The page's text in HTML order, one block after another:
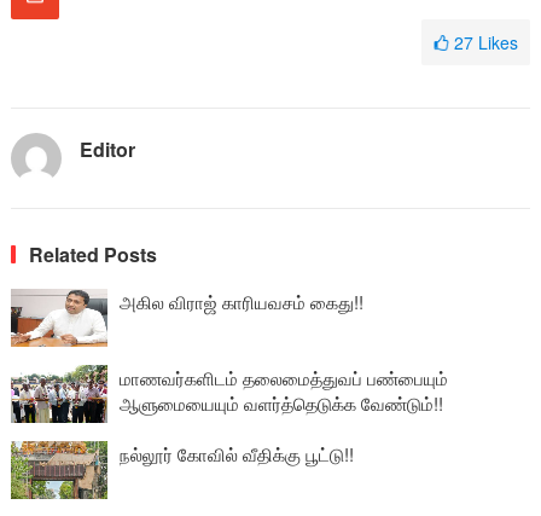
27 Likes
Editor
Related Posts
அகில விராஜ் காரியவசம் கைது!!
மாணவர்களிடம் தலைமைத்துவப் பண்பையும்
ஆளுமையையும் வளர்த்தெடுக்க வேண்டும்!!
நல்லூர் கோவில் வீதிக்கு பூட்டு!!